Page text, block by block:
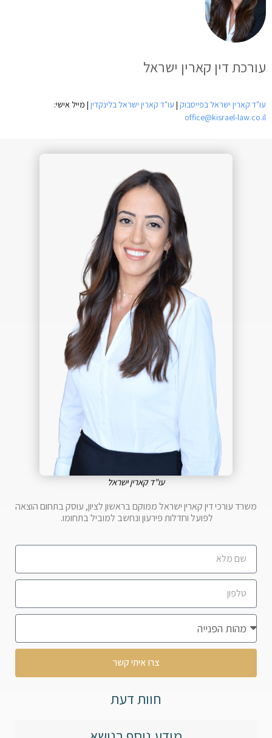
עורכת דין קארין ישראל
עו"ד קארין ישראל בפייסבוק | עו"ד קארין ישראל בלינקדין | מייל אישי:
office@kisrael-law.co.il
עו"ד קארין ישראל
משרד עורכי דין קארין ישראל ממוקם בראשון לציון, עוסק בתחום הוצאה
לפועל וחדלות פירעון ונחשב למוביל בתחומו.
צרו איתי קשר
חוות דעת